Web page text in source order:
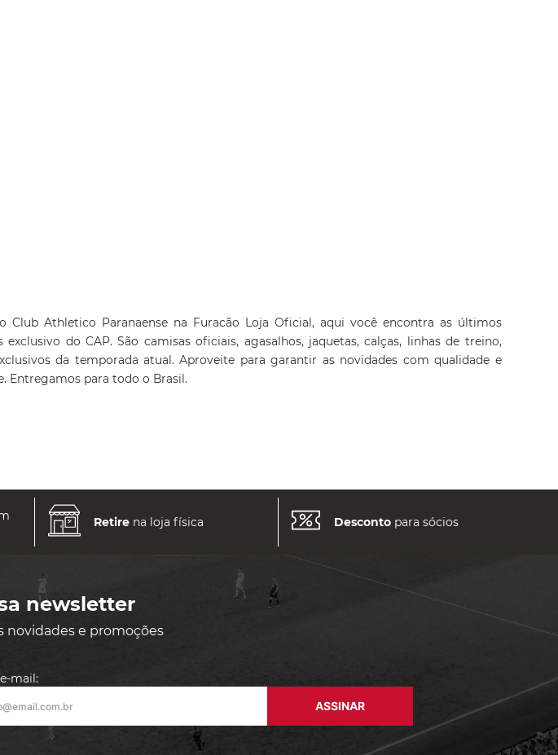
Club Athletico Paranaense na Furacão Loja Oficial, aqui você encontra as últimos
do CAP. São camisas oficiais, agasalhos, jaquetas, calças, linhas de treino,
da temporada atual. Aproveite para garantir as novidades com qualidade e
Entregamos para todo o Brasil.
Retirena loja física Descontopara sócios
newsletter
novidades e promoções
mail:
ASSINAR